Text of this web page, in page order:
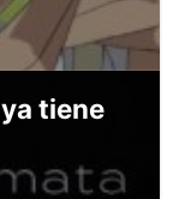
tiene